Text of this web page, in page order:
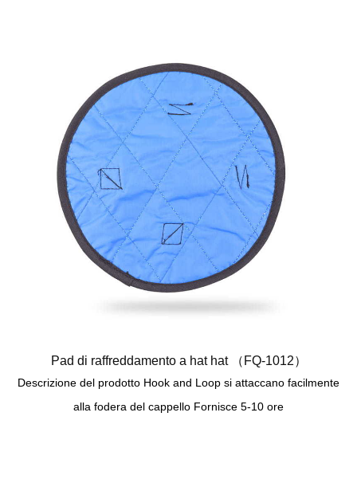
Pad di raffreddamento a hat hat （FQ-1012）
Descrizione del prodotto Hook and Loop si attaccano facilmente
alla fodera del cappello Fornisce 5-10 ore